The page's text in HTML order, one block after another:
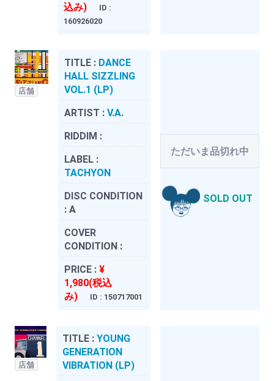
込み)
ID :
160926020
店舗
TITLE : DANCE
HALL SIZZLING
VOL.1 (LP)
ARTIST : V.A.
RIDDIM :
LABEL :
TACHYON
DISC CONDITION
: A
COVER
CONDITION :
PRICE : ¥
1,980(税込
み)
ID : 150717001
ただいま品切れ中
SOLD OUT
店舗
TITLE : YOUNG
GENERATION
VIBRATION (LP)